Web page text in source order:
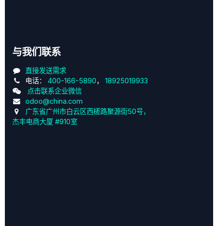
与我们联系
直接发送需求
电话： 400-166-5890， 18925019933
点击联系企业微信
odoo@china.com
广东省广州市白云区西槎路聚源街50号，
杰丰电商大厦 #910室